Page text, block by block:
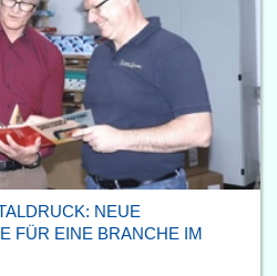
NEUE
FÜR EINE BRANCHE IM